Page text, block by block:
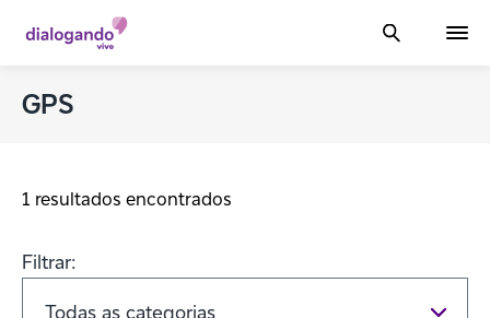
GPS
1 resultados encontrados
Filtrar: